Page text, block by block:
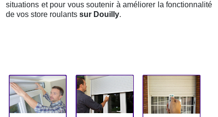
situations et pour vous soutenir à améliorer la fonctionnalité
de vos store roulants sur Douilly.